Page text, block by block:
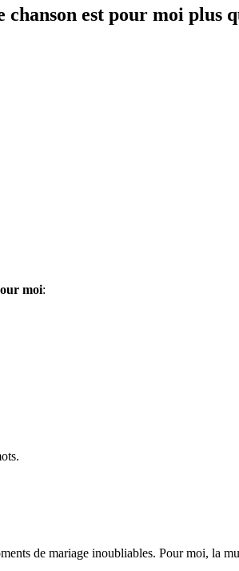
est pour moi plus
moi:
de mariage inoubliables. Pour moi, la